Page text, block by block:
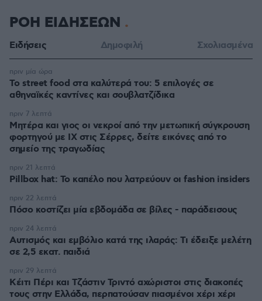
ΡΟΗ ΕΙΔΗΣΕΩΝ
Ειδήσεις Δημοφιλή Σχολιασμένα
Το street food στα καλύτερά του: 5 επιλογές σε
αθηναϊκές καντίνες και σουβλατζίδικα
πριν μία ώρα
Μητέρα και γιος οι νεκροί από την μετωπική σύγκρουση
φορτηγού με ΙΧ στις Σέρρες, δείτε εικόνες από το
σημείο της τραγωδίας
πριν 7 λεπτά
Pillbox hat: Το καπέλο που λατρεύουν οι fashion insiders
πριν 21 λεπτά
Πόσο κοστίζει μία εβδομάδα σε βίλες - παράδεισους
πριν 22 λεπτά
Αυτισμός και εμβόλιο κατά της ιλαράς: Τι έδειξε μελέτη
σε 2,5 εκατ. παιδιά
πριν 24 λεπτά
Κέιτι Πέρι και Τζάστιν Τριντό αχώριστοι στις διακοπές
τους στην Ελλάδα, περπατούσαν πιασμένοι χέρι χέρι
πριν 29 λεπτά